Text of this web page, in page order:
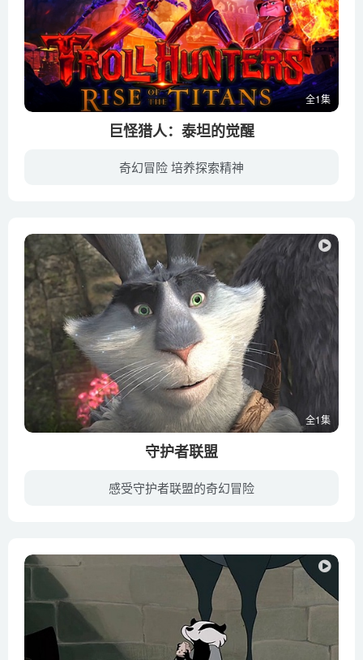
全1集
巨怪猎人：泰坦的觉醒
奇幻冒险 培养探索精神
全1集
守护者联盟
感受守护者联盟的奇幻冒险